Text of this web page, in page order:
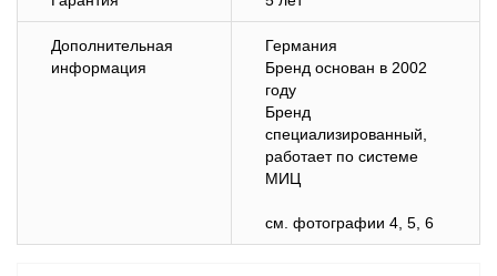
Дополнительная
информация
Германия
Бренд основан в 2002
году
Бренд
специализированный,
работает по системе
МИЦ
см. фотографии 4, 5, 6